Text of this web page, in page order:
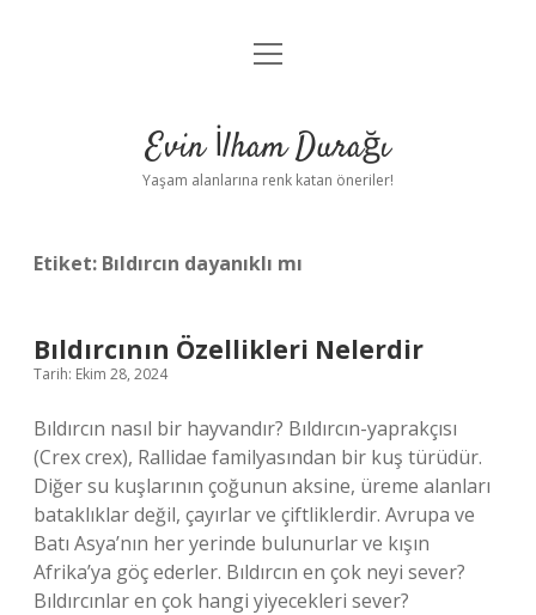
Anasayfa
Yasal Uyarı
menüyü
Evin İlham Durağı
Yaşam alanlarına renk katan öneriler!
Etiket: Bıldırcın dayanıklı mı
Bıldırcının Özellikleri Nelerdir
Tarih: Ekim 28, 2024
Bıldırcın nasıl bir hayvandır? Bıldırcın-yaprakçısı
(Crex crex), Rallidae familyasından bir kuş türüdür.
Diğer su kuşlarının çoğunun aksine, üreme alanları
bataklıklar değil, çayırlar ve çiftliklerdir. Avrupa ve
Batı Asya’nın her yerinde bulunurlar ve kışın
Afrika’ya göç ederler. Bıldırcın en çok neyi sever?
Bıldırcınlar en çok hangi yiyecekleri sever?